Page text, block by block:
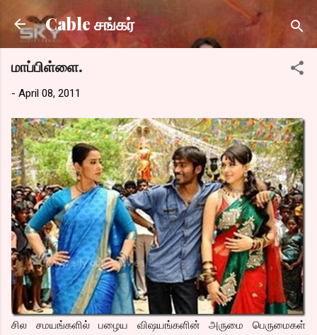
Skip to main content
Cable சங்கர்
மாப்பிள்ளை.
- April 08, 2011
சில சமயங்களில் பழைய விஷயங்களின் அருமை பெருமைகள்